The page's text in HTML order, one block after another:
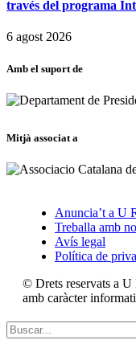
través del programa
6 agost 2026
Amb el suport de
Mitjà associat a
Anuncia’t a U
Treballa amb
Avís legal
Política de
© Drets reservats a
amb caràcter